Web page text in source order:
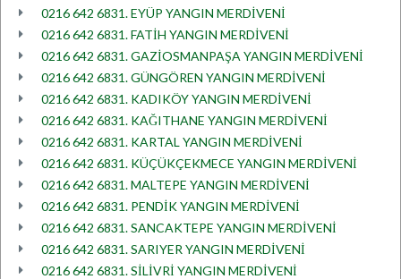
0216 642 6831. EYÜP YANGIN MERDİVENİ
0216 642 6831. FATİH YANGIN MERDİVENİ
0216 642 6831. GAZİOSMANPAŞA YANGIN MERDİVENİ
0216 642 6831. GÜNGÖREN YANGIN MERDİVENİ
0216 642 6831. KADIKÖY YANGIN MERDİVENİ
0216 642 6831. KAĞITHANE YANGIN MERDİVENİ
0216 642 6831. KARTAL YANGIN MERDİVENİ
0216 642 6831. KÜÇÜKÇEKMECE YANGIN MERDİVENİ
0216 642 6831. MALTEPE YANGIN MERDİVENİ
0216 642 6831. PENDİK YANGIN MERDİVENİ
0216 642 6831. SANCAKTEPE YANGIN MERDİVENİ
0216 642 6831. SARIYER YANGIN MERDİVENİ
0216 642 6831. SİLİVRİ YANGIN MERDİVENİ